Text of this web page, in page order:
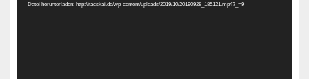
Datei herunterladen: http://racskai.de/wp-content/uploads/2019/10/20190928_185121.mp4?_=9